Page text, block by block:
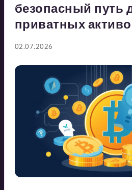
безопасный путь
приватных
02.07.2026